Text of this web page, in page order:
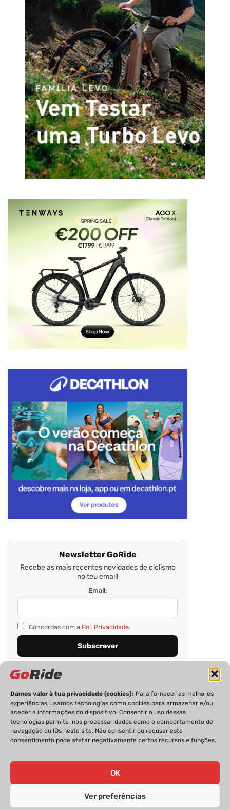
Damos valor à tua privacidade (cookies): Para fornecer as melhores
experiências, usamos tecnologias como cookies para armazenar e/ou
aceder a informações do dispositivo. Consentir o uso dessas
tecnologias permite-nos processar dados como o comportamento de
navegação ou IDs neste site. Não consentir ou recusar este
consentimento pode afetar negativamente certos recursos e funções.
OK
Ver preferências
Newsletter GoRide
Recebe as mais recentes novidades de ciclismo
no teu email!
Email:
Concordas com a Pol. Privacidade.
PRIVACIDADE FICHA TÉCNICA
ESTATUTO EDITORIAL